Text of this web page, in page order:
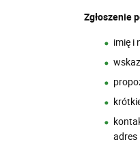
Zgłoszenie
imię i
adres